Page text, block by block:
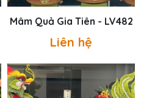
Mâm Quả Gia Tiên - LV482
Liên hệ